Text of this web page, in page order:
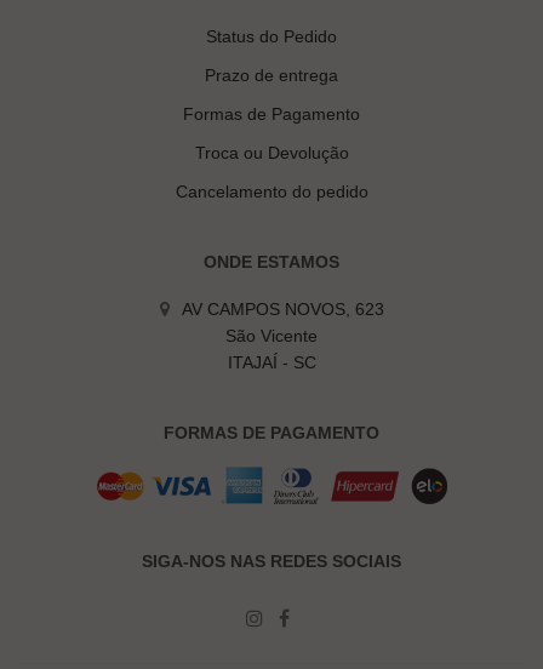
Status do Pedido
Prazo de entrega
Formas de Pagamento
Troca ou Devolução
Cancelamento do pedido
ONDE ESTAMOS
AV CAMPOS NOVOS, 623
São Vicente
ITAJAÍ - SC
FORMAS DE PAGAMENTO
SIGA-NOS NAS REDES SOCIAIS